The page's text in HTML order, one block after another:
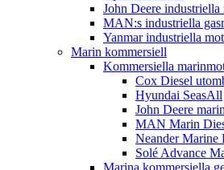
John Deere industriella
MAN:s industriella
Yanmar industriella
Marin kommersiell
Kommersiella
Cox Diesel
Hyundai SeasAll
John Deere
MAN Marin
Neander Marine
Solé Advance
Marina kommersiella